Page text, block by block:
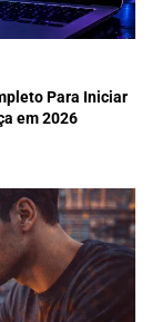
Para Iniciar
em 2026